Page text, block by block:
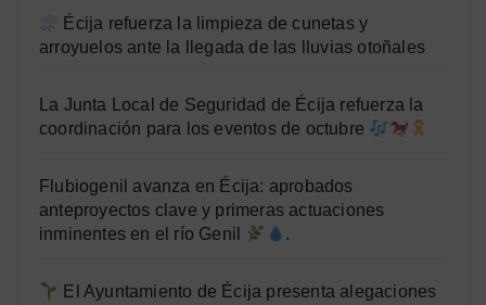
Écija refuerza la limpieza de cunetas y
arroyuelos ante la llegada de las lluvias otoñales
La Junta Local de Seguridad de Écija refuerza la
coordinación para los eventos de octubre
Flubiogenil avanza en Écija: aprobados
anteproyectos clave y primeras actuaciones
inminentes en el río Genil
.
El Ayuntamiento de Écija presenta alegaciones